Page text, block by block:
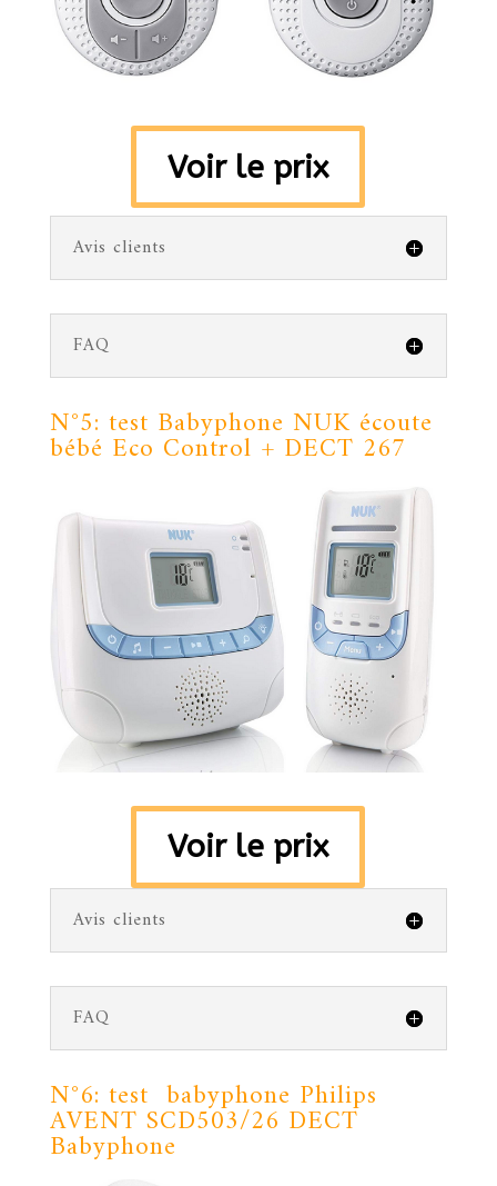
Voir le prix
Avis clients
FAQ
N°5: test Babyphone NUK écoute
bébé Eco Control + DECT 267
Voir le prix
Avis clients
FAQ
N°6: test babyphone Philips
AVENT SCD503/26 DECT
Babyphone